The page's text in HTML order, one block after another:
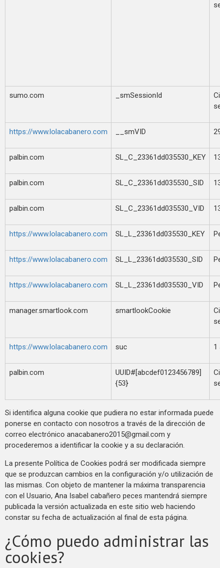
sumo.com _smSessionId
https://www.lolacabanero.com __smVID
palbin.com SL_C_23361dd035530_KEY
palbin.com SL_C_23361dd035530_SID
palbin.com SL_C_23361dd035530_VID
https://www.lolacabanero.com SL_L_23361dd035530_KEY
https://www.lolacabanero.com SL_L_23361dd035530_SID
https://www.lolacabanero.com SL_L_23361dd035530_VID
manager.smartlook.com smartlookCookie
https://www.lolacabanero.com suc 1
palbin.com
UUID#[abcdef0123456789]
{53}
Si identifica alguna cookie que pudiera no estar informada puede
ponerse en contacto con nosotros a través de la dirección de
correo electrónico anacabanero2015@gmail.com y
procederemos a identificar la cookie y a su declaración.
La presente Política de Cookies podrá ser modificada siempre
que se produzcan cambios en la configuración y/o utilización de
las mismas. Con objeto de mantener la máxima transparencia
con el Usuario, Ana Isabel cabañero peces mantendrá siempre
publicada la versión actualizada en este sitio web haciendo
constar su fecha de actualización al final de esta página.
¿Cómo puedo administrar las
cookies?